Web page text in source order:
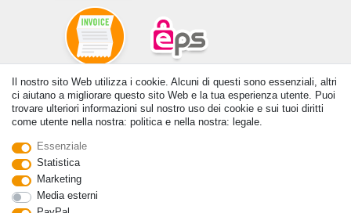
Il nostro sito Web utilizza i cookie. Alcuni di questi sono essenziali, altri
ci aiutano a migliorare questo sito Web e la tua esperienza utente. Puoi
trovare ulteriori informazioni sul nostro uso dei cookie e sui tuoi diritti
come utente nella nostra: politica e nella nostra: legale.
Essenziale
Statistica
Marketing
Media esterni
© Copyright 2026 | Tutti i diritti riservati. - Tutti i diritti riservati. Prezzi
incl. 19% di imposta sul valore aggiunto | prezzi base vedi dettaglio
articolo | *Si applica alle consegne in Italia!
Withdraw from contract here